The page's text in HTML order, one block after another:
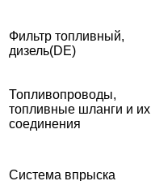
Фильтр топливный,
дизель(DE)
Топливопроводы,
топливные шланги и их
соединения
Система впрыска